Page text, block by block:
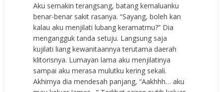
Aku semakin terangsang, batang kemaluanku
benar-benar sakit rasanya. “Sayang, boleh kan
kalau aku menjilati lubang keramatmu?” Dia
mengangguk tanda setuju. Langsung saja
kujilati liang kewanitaannya terutama daerah
klitorisnya. Lumayan lama aku menjilatinya
sampai aku merasa mulutku kering sekali.
Akhirnya dia mendesah panjang, “Aakhhh… aku